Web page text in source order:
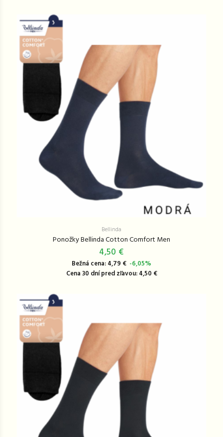
Bellinda
Ponožky Bellinda Cotton Comfort Men
4,50 €
Bežná cena: 4,79 € -6,05%
Cena 30 dní pred zľavou: 4,50 €